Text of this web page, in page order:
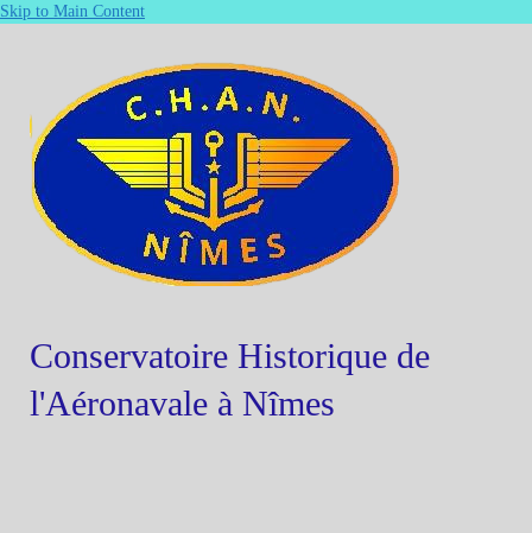
Skip to Main Content
Conservatoire Historique de
l'Aéronavale à Nîmes